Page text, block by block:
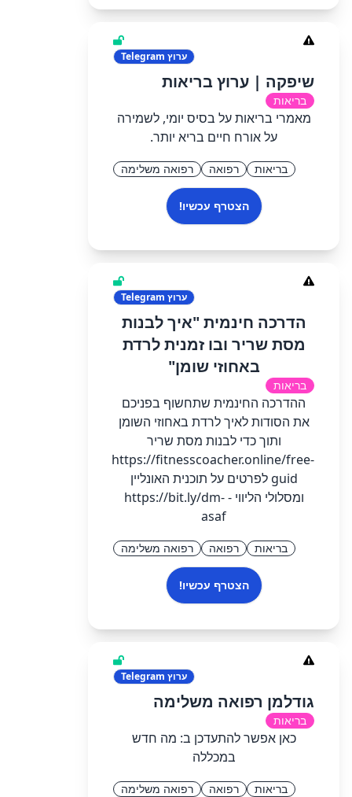
ערוץ
שיפקה | ערוץ בריאות
בריאות
מאמרי בריאות על בסיס יומי, לשמירה
על אורח חיים בריא יותר.
בריאות רפואה רפואה משלימה
הצטרף עכשיו!
ערוץ
הדרכה חינמית "איך לבנות
מסת שריר ובו זמנית לרדת
באחוזי שומן"
בריאות
ההדרכה החינמית שתחשוף בפניכם
את הסודות לאיך לרדת באחוזי השומן
ותוך כדי לבנות מסת שריר
https://fitnesscoacher.online/free-
guid לפרטים על תוכנית האונליין
ומסלולי הליווי - https://bit.ly/dm-
asaf
בריאות רפואה רפואה משלימה
הצטרף עכשיו!
ערוץ
גודלמן רפואה משלימה
בריאות
כאן אפשר להתעדכן ב: מה חדש
במכללה
בריאות רפואה רפואה משלימה